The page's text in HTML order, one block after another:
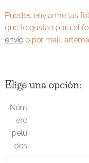
Puedes enviarme las
que te gustan para el
envío o por mail,
Elige una opción:
Núm
ero
pelu
dos